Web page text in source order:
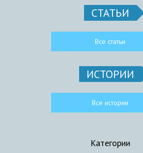
СТАТЬИ
Все статьи
ИСТОРИИ
Все истории
Категории